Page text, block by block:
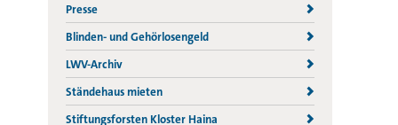
Presse
Blinden- und Gehörlosengeld
LWV-Archiv
Ständehaus mieten
Stiftungsforsten Kloster Haina